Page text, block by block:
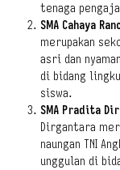
tenaga
SMA Cahaya
merupakan
asri dan
di bidang
siswa.
SMA Pradita
Dirgantara
naungan TNI
unggulan di